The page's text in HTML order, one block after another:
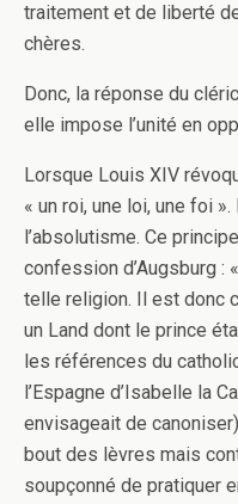
traitement et de liberté
chères.
Donc, la réponse du
elle impose l’unité en
Lorsque Louis XIV
« un roi, une loi, une foi
l’absolutisme. Ce
confession d’Augsburg :
telle religion. Il est donc
un Land dont le prince
les références du
l’Espagne d’Isabelle la
envisageait de
bout des lèvres mais
soupçonné de pratiquer